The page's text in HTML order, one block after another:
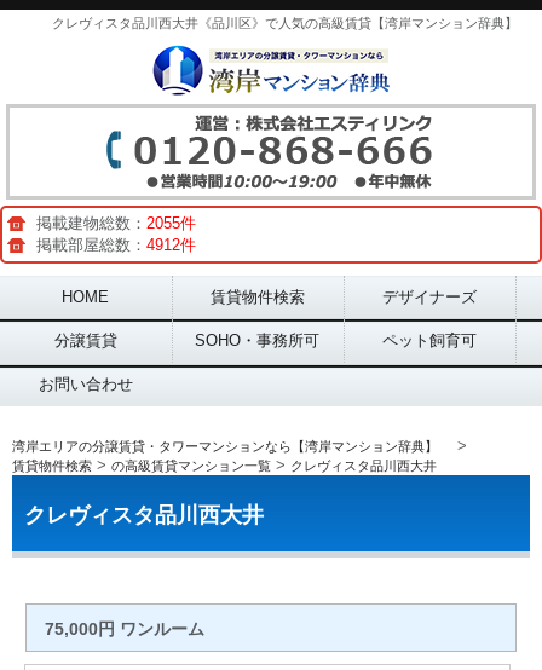
クレヴィスタ品川西大井《品川区》で人気の高級賃貸【湾岸マンション辞典】
掲載建物総数： 2055件
掲載部屋総数： 4912件
Main menu
HOME 賃貸物件検索 デザイナーズ
分譲賃貸 SOHO・事務所可 ペット飼育可
お問い合わせ
湾岸エリアの分譲賃貸・タワーマンションなら【湾岸マンション辞典】 >
賃貸物件検索 > の高級賃貸マンション一覧 > クレヴィスタ品川西大井
クレヴィスタ品川西大井
75,000円 ワンルーム